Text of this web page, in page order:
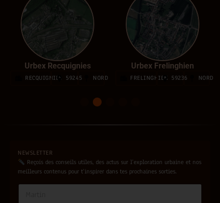
Urbex Recquignies
RECQUIGNIES 59245 NORD
Urbex Frelinghien
FRELINGHIEN 59236 NORD
4
NEWSLETTER
Reçois des conseils utiles, des actus sur l’exploration urbaine et nos
meilleurs contenus pour t’inspirer dans tes prochaines sorties.
N